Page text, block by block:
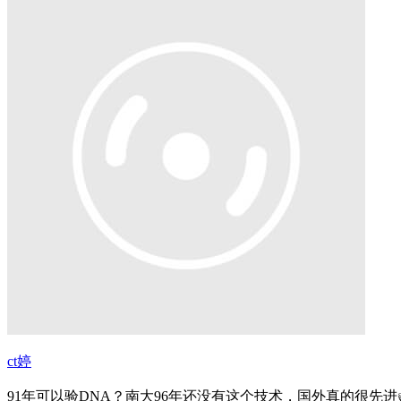
ct婷
91年可以验DNA？南大96年还没有这个技术，国外真的很先进